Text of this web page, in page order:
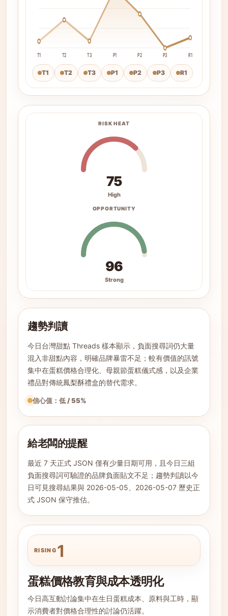
T1 T2 T3 P1 P2 P3 R1
T1 T2 T3 P1 P2 P3 R1
RISK HEAT
75
High
OPPORTUNITY
96
Strong
趨勢判讀
今日台灣甜點 Threads 樣本顯示，負面搜尋詞仍大量
混入非甜點內容，明確品牌暴雷不足；較有價值的訊號
集中在蛋糕價格合理化、母親節蛋糕儀式感，以及企業
禮品對傳統鳳梨酥禮盒的替代需求。
信心值：低 / 55%
給老闆的提醒
最近 7 天正式 JSON 僅有少量日期可用，且今日三組
負面搜尋詞可驗證的品牌負面貼文不足；趨勢判讀以今
日可見搜尋結果與 2026-05-05、2026-05-07 歷史正
式 JSON 保守推估。
RISING 1
蛋糕價格教育與成本透明化
今日高互動討論集中在生日蛋糕成本、原料與工時，顯
示消費者對價格合理性的討論仍活躍。